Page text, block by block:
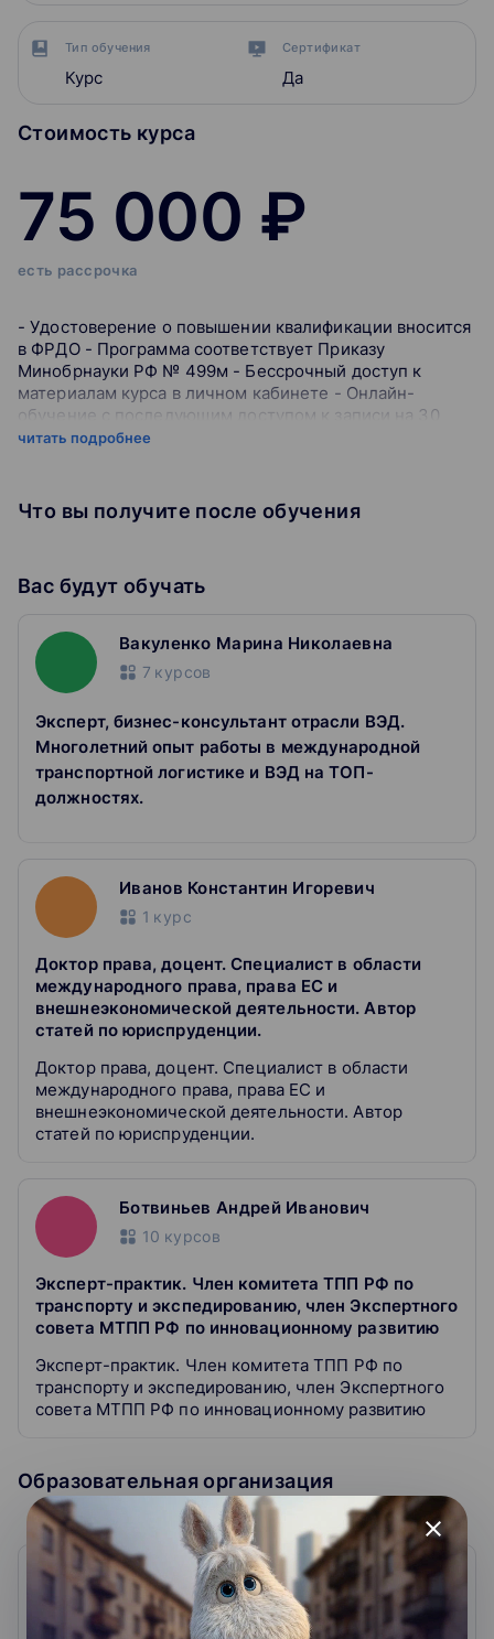
Тип обучения
Курс
Сертификат
Да
Стоимость курса
75 000 ₽
есть рассрочка
- Удостоверение о повышении квалификации вносится
в ФРДО - Программа соответствует Приказу
Минобрнауки РФ № 499м - Бессрочный доступ к
материалам курса в личном кабинете - Онлайн-
обучение с последующим доступом к записи на 30
дней - Разбор актуальной практики и примеров
меняющегося рынка и растущих рисков, связанных с
внешнеэкономической деятельностью, юристам и
внедрения эффективных решений. Курс «Юрист по
ключевые аспекты международной торговли, включая
правовые нормы, управление рисками и
стратегическое планирование. Участники смогут
актуальные вопросы и получить инструменты для
успешного ведения внешнеэкономических операций.
Этот курс станет надежной основой для повышения
квалификации и уверенности в принятии решений в
условиях глобальной торговли.
читать подробнее
Что вы получите после обучения
Вас будут обучать
Вакуленко Марина Николаевна
7 курсов
Эксперт, бизнес-консультант отрасли ВЭД.
Многолетний опыт работы в международной
транспортной логистике и ВЭД на ТОП-
должностях.
Иванов Константин Игоревич
1 курс
Доктор права, доцент. Специалист в области
международного права, права ЕС и
внешнеэкономической деятельности. Автор
статей по юриспруденции.
Доктор права, доцент. Специалист в области
международного права, права ЕС и
внешнеэкономической деятельности. Автор
статей по юриспруденции.
Ботвиньев Андрей Иванович
10 курсов
Эксперт-практик. Член комитета ТПП РФ по
транспорту и экспедированию, член Экспертного
совета МТПП РФ по инновационному развитию
Эксперт-практик. Член комитета ТПП РФ по
транспорту и экспедированию, член Экспертного
совета МТПП РФ по инновационному развитию
Образовательная организация
Русская Школа Управления
4.9 439 отзывов
close